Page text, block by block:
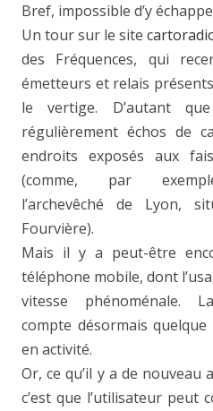
Bref, impossible d’y
Un tour sur le site
des Fréquences, qui
émetteurs et relais
le vertige. D’autant
régulièrement échos de
endroits exposés aux
(comme, par
l’archevêché de Lyon,
Fourvière).
Mais il y a peut-être
téléphone mobile, dont
vitesse phénoménale.
compte désormais
en activité.
Or, ce qu’il y a de nouveau
c’est que l’utilisateur peut